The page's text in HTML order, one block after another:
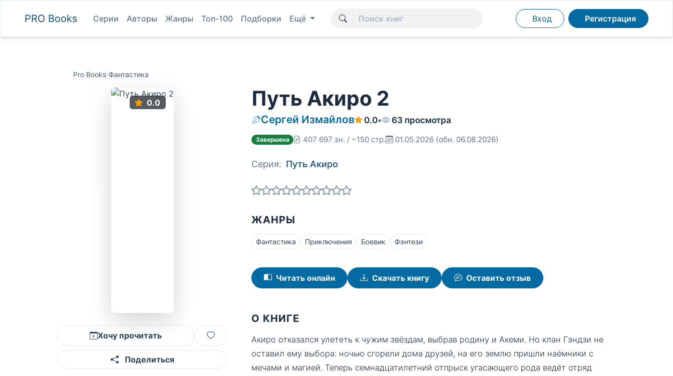
PRO Books Серии Авторы Жанры Топ-100 Подборки Ещё Вход Регистрация
Pro Books/Фантастика
0.0
Хочу прочитать
Поделиться
Путь Акиро 2
Сергей Измайлов 0.0• 63 просмотра
Завершена 407 697 зн. / ~150 стр. 01.05.2026 (обн. 06.08.2026)
Серия: Путь Акиро
ЖАНРЫ
Фантастика Приключения Боевик Фэнтези
Читать онлайн Скачать книгу Оставить отзыв
О КНИГЕ
Акиро отказался улететь к чужим звёздам, выбрав родину и Акеми. Но клан Гэндзи не
оставил ему выбора: ночью сгорели дома друзей, на его землю пришли наёмники с
мечами и магией. Теперь семнадцатилетний отпрыск угасающего рода ведёт отряд